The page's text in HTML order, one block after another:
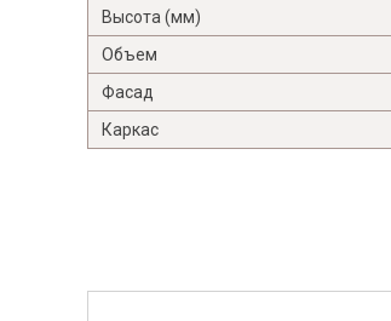
Высота (мм)
Объем
Фасад
Каркас